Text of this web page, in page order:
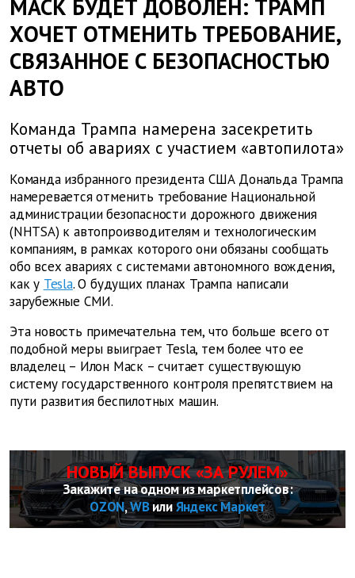
МАСК БУДЕТ ДОВОЛЕН: ТРАМП
ХОЧЕТ ОТМЕНИТЬ ТРЕБОВАНИЕ,
СВЯЗАННОЕ С БЕЗОПАСНОСТЬЮ
АВТО
Команда Трампа намерена засекретить
отчеты об авариях с участием «автопилота»
Команда избранного президента США Дональда Трампа
намеревается отменить требование Национальной
администрации безопасности дорожного движения
(NHTSA) к автопроизводителям и технологическим
компаниям, в рамках которого они обязаны сообщать
обо всех авариях с системами автономного вождения,
как у Tesla. О будущих планах Трампа написали
зарубежные СМИ.
Эта новость примечательна тем, что больше всего от
подобной меры выиграет Tesla, тем более что ее
владелец – Илон Маск – считает существующую
систему государственного контроля препятствием на
пути развития беспилотных машин.
НОВЫЙ ВЫПУСК «ЗА РУЛЕМ»
Закажите на одном из маркетплейсов:
OZON,WBилиЯндекс Маркет